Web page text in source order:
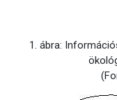
1. ábra: